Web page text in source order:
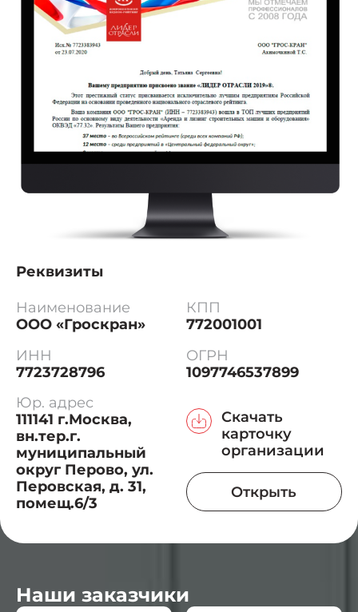
Реквизиты
Наименование
ООО «Гроскран»
КПП
772001001
ИНН
7723728796
ОГРН
1097746537899
Юр. адрес
111141 г.Москва,
вн.тер.г.
муниципальный
округ Перово, ул.
Перовская, д. 31,
помещ.6/3
Скачать
карточку
организации
Открыть
Наши заказчики